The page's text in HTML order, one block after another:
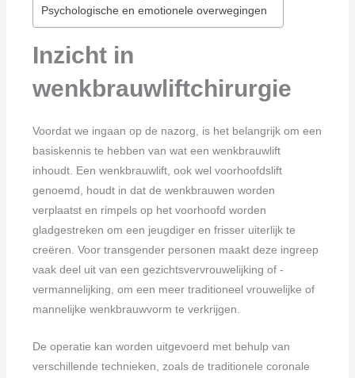
Psychologische en emotionele overwegingen
Inzicht in
wenkbrauwliftchirurgie
Voordat we ingaan op de nazorg, is het belangrijk om een
basiskennis te hebben van wat een wenkbrauwlift
inhoudt. Een wenkbrauwlift, ook wel voorhoofdslift
genoemd, houdt in dat de wenkbrauwen worden
verplaatst en rimpels op het voorhoofd worden
gladgestreken om een jeugdiger en frisser uiterlijk te
creëren. Voor transgender personen maakt deze ingreep
vaak deel uit van een gezichtsvervrouwelijking of -
vermannelijking, om een meer traditioneel vrouwelijke of
mannelijke wenkbrauwvorm te verkrijgen.
De operatie kan worden uitgevoerd met behulp van
verschillende technieken, zoals de traditionele coronale